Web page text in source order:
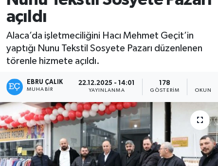
açıldı
Alaca’da işletmeciliğini Hacı Mehmet Geçit’in
yaptığı Nunu Tekstil Sosyete Pazarı düzenlenen
törenle hizmete açıldı.
EBRU ÇALIK
MUHABIR
22.12.2025 - 14:01
YAYINLANMA
178
GÖSTERIM